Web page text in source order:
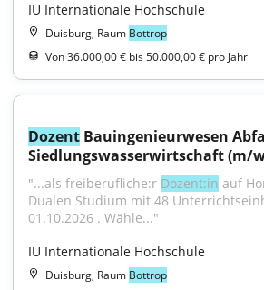
IU Internationale Hochschule
Duisburg, Raum Bottrop
Von 36.000,00 € bis 50.000,00 € pro Jahr
Dozent Bauingenieurwesen
Siedlungswasserwirtschaft (m/
"...als freiberufliche:r Dozent:in auf
Dualen Studium mit 48
01.10.2026 . Wähle..."
IU Internationale Hochschule
Duisburg, Raum Bottrop